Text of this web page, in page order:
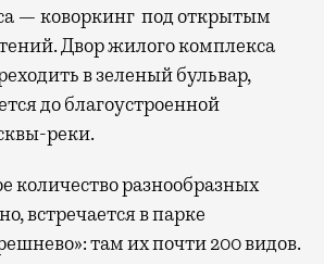
— коворкинг под открытым
Двор жилого комплекса
в зеленый бульвар,
до благоустроенной
реки.
количество разнообразных
встречается в парке
там ихпочти 200 видов.